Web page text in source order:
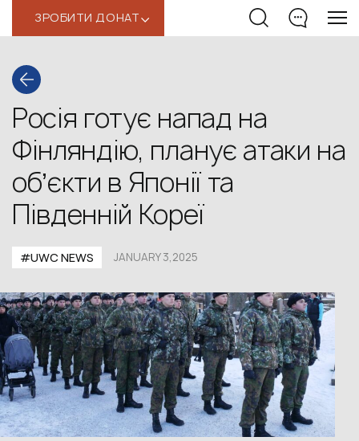
ЗРОБИТИ ДОНАТ‹
Росія готує напад на
Фінляндію, планує атаки на
обʼєкти в Японії та
Південній Кореї
#UWС NEWS JANUARY 3,2025